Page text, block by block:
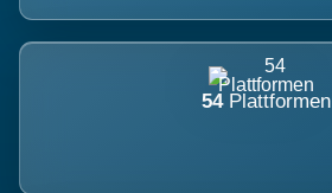
54 Plattformen